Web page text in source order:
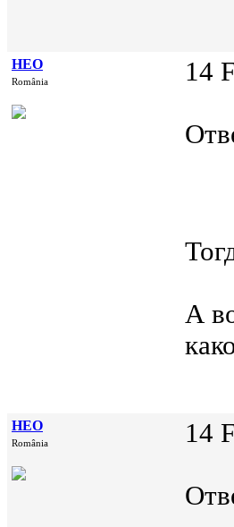
НЕО
România 14
А
НЕО
România 14